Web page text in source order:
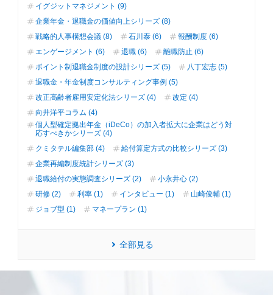
イグジットマネジメント (9)
企業年金・退職金の価値向上シリーズ (8)
戦略的人事構想会議 (8)
石川泰 (6)
報酬制度 (6)
エンゲージメント (6)
退職 (6)
離職防止 (6)
ポイント制退職金制度の設計シリーズ (5)
八丁宏志 (5)
退職金・年金制度コンサルティング事例 (5)
改正高齢者雇用安定化法シリーズ (4)
改定 (4)
向井洋平コラム (4)
個人型確定拠出年金（iDeCo）の加入者拡大に企業はどう対
応すべきかシリーズ (4)
クミタテル編集部 (4)
給付算定方式の比較シリーズ (3)
企業再編制度統計シリーズ (3)
退職給付の実態調査シリーズ (2)
小永井心 (2)
研修 (2)
利率 (1) インタビュー (1)
山崎俊輔 (1)
ジョブ型 (1)
マネープラン (1)
全部見る